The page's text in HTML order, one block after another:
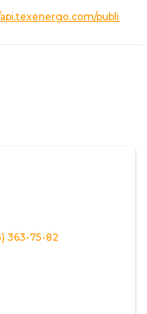
public/
363-75-82